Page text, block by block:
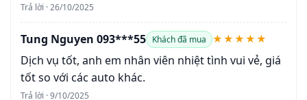
Trả lời · 26/10/2025
Tung Nguyen 093***55 Khách đã mua ★★★★★
Dịch vụ tốt, anh em nhân viên nhiệt tình vui vẻ, giá
tốt so với các auto khác.
Trả lời · 9/10/2025